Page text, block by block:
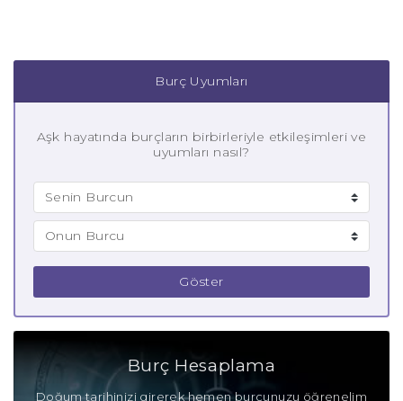
Burç Uyumları
Aşk hayatında burçların birbirleriyle etkileşimleri ve
uyumları nasıl?
Göster
Burç Hesaplama
Doğum tarihinizi girerek hemen burcunuzu öğrenelim